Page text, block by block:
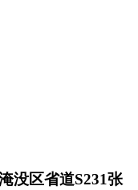
没区省道S231张